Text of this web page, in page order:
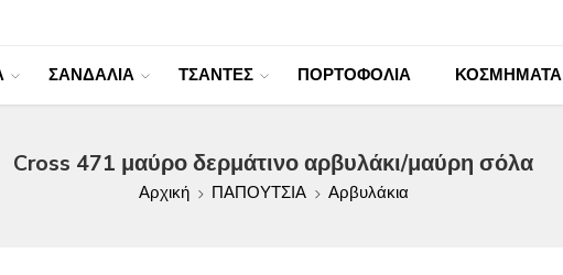
ΣΑΝΔΑΛΙΑ ΤΣΑΝΤΕΣ ΠΟΡΤΟΦΟΛΙΑ ΚΟΣΜΗΜΑΤΑ
Cross 471 μαύρο δερμάτινο αρβυλάκι/μαύρη σόλα
Αρχική ΠΑΠΟΥΤΣΙΑ Αρβυλάκια